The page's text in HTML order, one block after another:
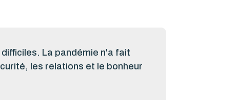
La pandémie n'a fait
les relations et le bonheur